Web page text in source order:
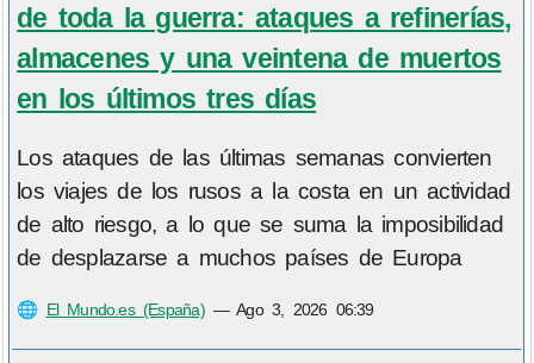
de toda la guerra: ataques a refinerías,
almacenes y una veintena de muertos
en los últimos tres días
Los ataques de las últimas semanas convierten
los viajes de los rusos a la costa en un actividad
de alto riesgo, a lo que se suma la imposibilidad
de desplazarse a muchos países de Europa
🌐 El Mundo.es (España)—Ago 3, 2026 06:39